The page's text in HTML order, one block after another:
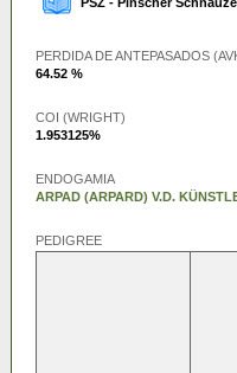
PERDIDA DE ANTEPASADOS
64.52 %
COI (WRIGHT)
1.953125%
ENDOGAMIA
ARPAD (ARPARD) V.D.
PEDIGREE